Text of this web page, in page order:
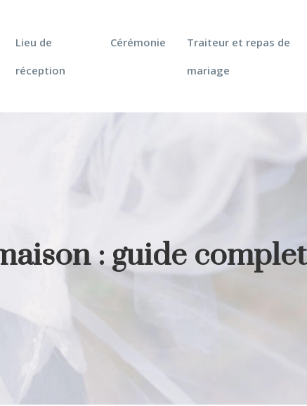
Lieu de
réception
Cérémonie
Traiteur et repas de
mariage
: guide complet